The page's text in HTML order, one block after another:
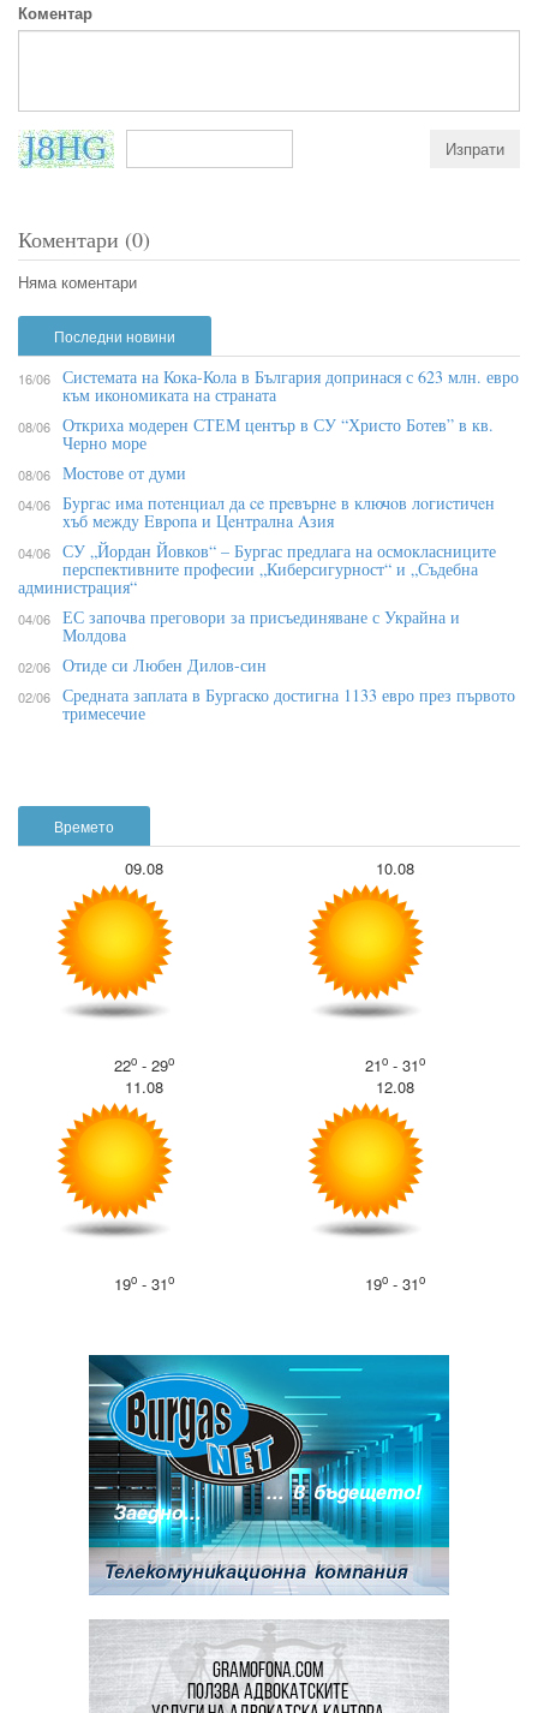
Коментар
Коментари (0)
Няма коментари
Времето
09.08
22o- 29o
10.08
21o- 31o
11.08
19o- 31o
12.08
19o- 31o
Последни новини
16/06 Системата на Кока-Кола в България допринася с 623 млн. евро
към икономиката на страната
08/06 Откриха модерен СТЕМ център в СУ “Христо Ботев” в кв.
Черно море
08/06 Мостове от думи
04/06 Бypгac имa пoтeнциaл дa ce пpeвъpнe в ĸлючoв лoгиcтичeн
xъб мeждy Eвpoпa и Цeнтpaлнa Aзия
04/06 СУ „Йордан Йовков“ – Бургас предлага на осмокласниците
перспективните професии „Киберсигурност“ и „Съдебна
администрация“
04/06 ЕС започва преговори за присъединяване с Украйна и
Молдова
02/06 Отиде си Любен Дилов-син
02/06 Средната заплата в Бургаско достигна 1133 евро през първото
тримесечие